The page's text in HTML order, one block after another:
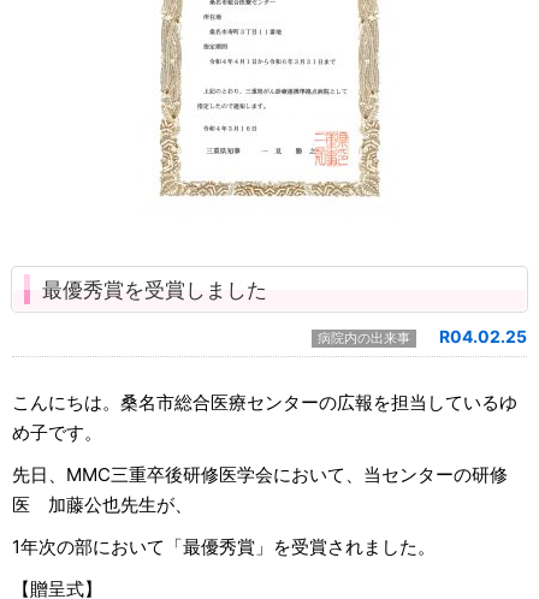
最優秀賞を受賞しました
病院内の出来事 R04.02.25
こんにちは。桑名市総合医療センターの広報を担当しているゆ
め子です。
先日、MMC三重卒後研修医学会において、当センターの研修
医 加藤公也先生が、
1年次の部において「最優秀賞」を受賞されました。
【贈呈式】